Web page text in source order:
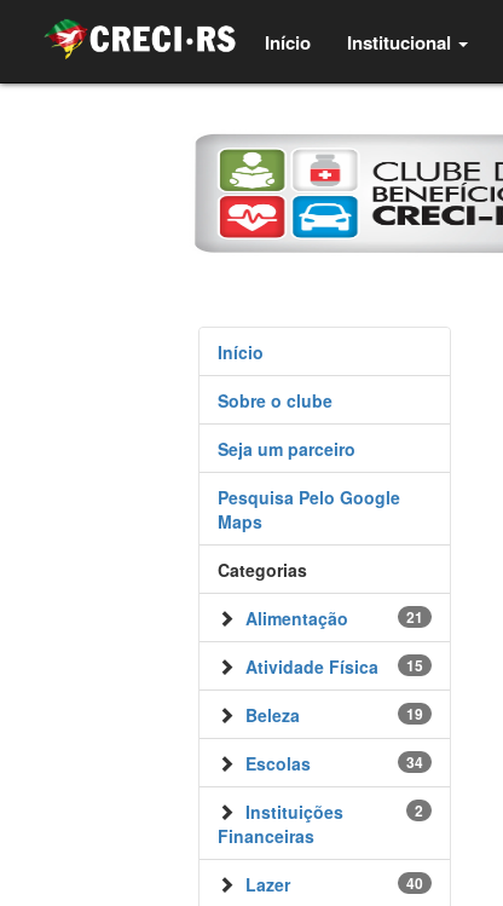
Início(current)Institucional
Início
Sobre o clube
Seja um parceiro
Pesquisa Pelo Google
Maps
Categorias
21
Alimentação
15
Atividade Física
19
Beleza
34
Escolas
2
Instituições
Financeiras
40
Lazer